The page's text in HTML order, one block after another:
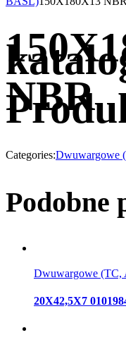
NBR
Categories:Dwuwargowe
Podobne
Dwuwargowe
20X42,5X7